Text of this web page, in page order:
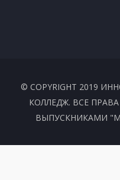
© COPYRIGHT 2019
КОЛЛЕДЖ. ВСЕ
ВЫПУСКНИКАМИ